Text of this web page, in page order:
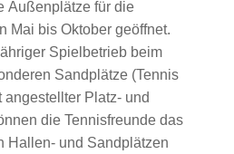
Außenplätze für die
Mai bis Oktober geöffnet.
Spielbetrieb beim
Sandplätze (Tennis
angestellter Platz- und
die Tennisfreunde das
Hallen- und Sandplätzen